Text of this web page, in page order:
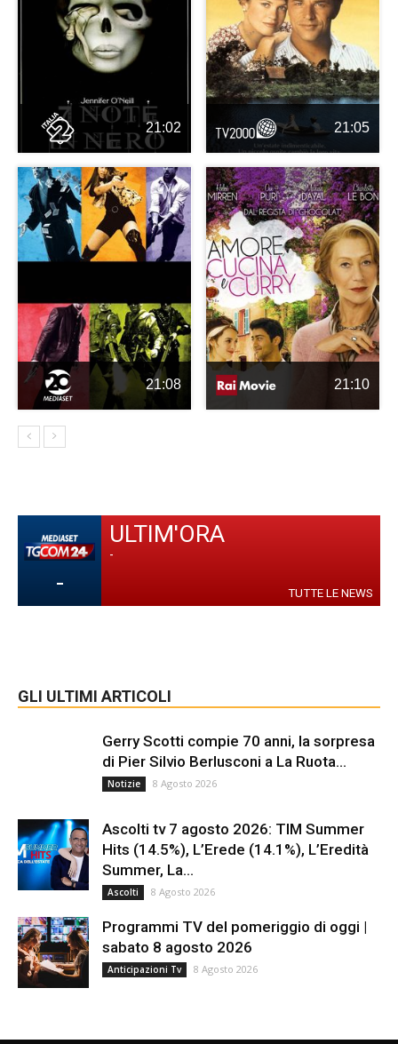
21:02 21:05
21:08 21:10
-
ULTIM'ORA
-
TUTTE LE NEWS
GLI ULTIMI ARTICOLI
Gerry Scotti compie 70 anni, la sorpresa
di Pier Silvio Berlusconi a La Ruota...
Notizie 8 Agosto 2026
Ascolti tv 7 agosto 2026: TIM Summer
Hits (14.5%), L’Erede (14.1%), L’Eredità
Summer, La...
Ascolti 8 Agosto 2026
Programmi TV del pomeriggio di oggi |
sabato 8 agosto 2026
Anticipazioni Tv 8 Agosto 2026